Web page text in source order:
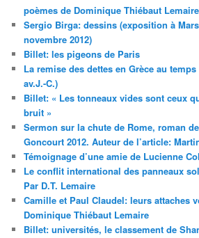
poèmes de Dominique Thiébaut Lemaire
Sergio Birga: dessins (exposition à
novembre 2012)
Billet: les pigeons de Paris
La remise des dettes en Grèce au
av.J.-C.)
Billet: « Les tonneaux vides sont ceux
bruit »
Sermon sur la chute de Rome, roman
Goncourt 2012. Auteur de l’article:
Témoignage d’une amie de Lucienne
Le conflit international des panneaux
Par D.T. Lemaire
Camille et Paul Claudel: leurs attaches
Dominique Thiébaut Lemaire
Billet: universités, le classement de